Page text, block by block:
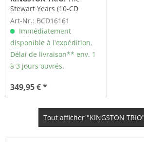
Stewart Years (10-CD
Deluxe Box Set)
Art-Nr.: BCD16161
Immédiatement
disponible à l'expédition,
Délai de livraison** env. 1
à 3 jours ouvrés.
349,95 € *
Tout afficher "KINGSTON